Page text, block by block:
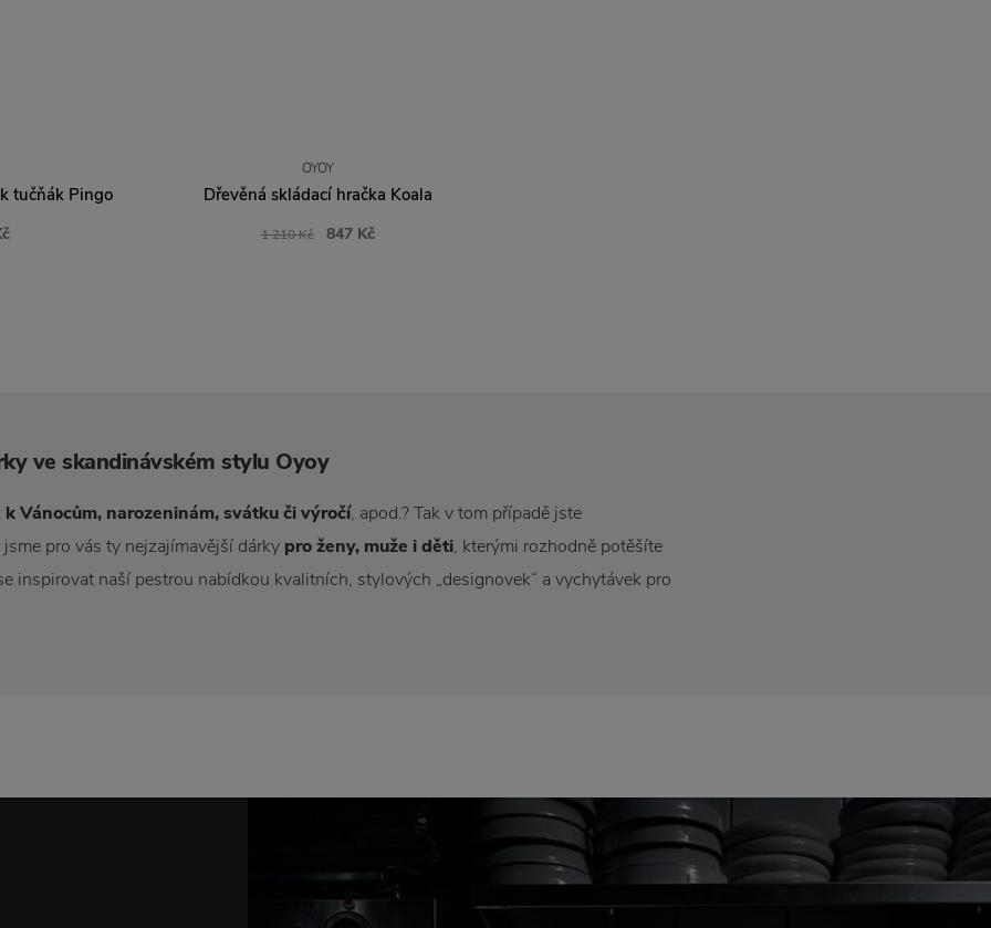
tučňák Pingo
OYOY
Dřevěná skládací hračka Koala
1 210 Kč 847 Kč
ve skandinávském stylu Oyoy
k Vánocům, narozeninám, svátku či výročí, apod.? Tak v tom případě jste
pro vás ty nejzajímavější dárky pro ženy, muže i děti, kterými rozhodně potěšíte
inspirovat naší pestrou nabídkou kvalitních, stylových „designovek“ a vychytávek pro